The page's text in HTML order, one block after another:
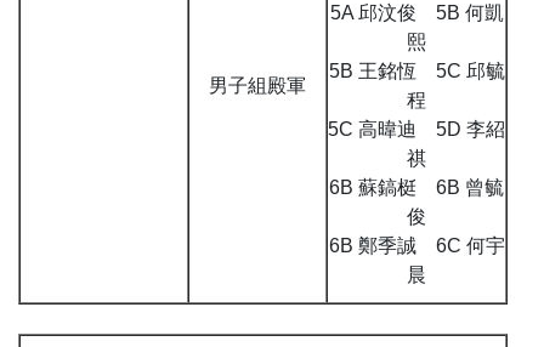
男子組殿軍
5A 邱汶俊 5B 何凱
熙
5B 王銘恆 5C 邱毓
程
5C 高暐迪 5D 李紹
祺
6B 蘇鎬梃 6B 曾毓
俊
6B 鄭季誠 6C 何宇
晨